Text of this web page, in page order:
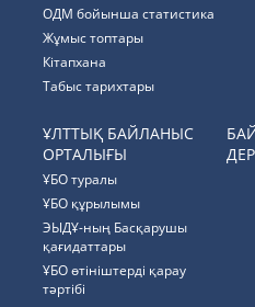
ОДМ бойынша статистика
Жұмыс топтары
Кітапхана
Табыс тарихтары
ҰЛТТЫҚ БАЙЛАНЫС
ОРТАЛЫҒЫ
ҰБО туралы
ҰБО құрылымы
ЭЫДҰ-ның Басқарушы
қағидаттары
ҰБО өтініштерді қарау
тәртібі